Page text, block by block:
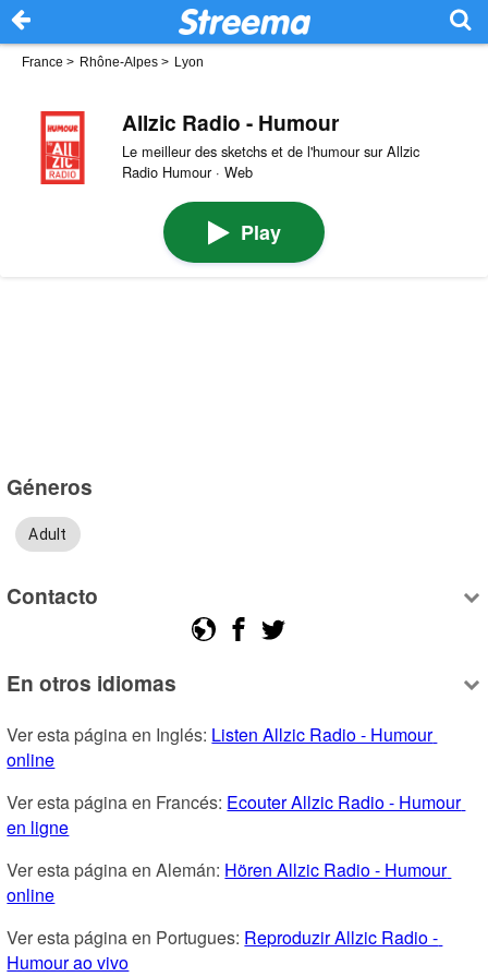
France > Rhône-Alpes > Lyon
Allzic Radio - Humour
Le meilleur des sketchs et de l'humour sur Allzic
Radio Humour · Web
Play
Géneros
Adult
Contacto
En otros idiomas
Ver esta página en Inglés: Listen Allzic Radio - Humour
online
Ver esta página en Francés: Ecouter Allzic Radio - Humour
en ligne
Ver esta página en Alemán: Hören Allzic Radio - Humour
online
Ver esta página en Portugues: Reproduzir Allzic Radio -
Humour ao vivo